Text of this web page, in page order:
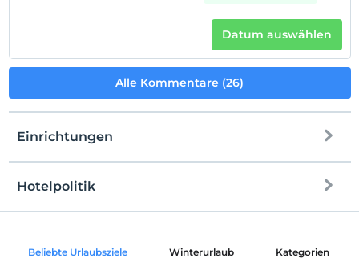
Datum auswählen
Alle Kommentare (26)
Einrichtungen
Gemeinschaftsräume und einige Zimmer
Hotelpolitik
Einchecken
Check-out
Beliebte Urlaubsziele Winterurlaub Kategorien